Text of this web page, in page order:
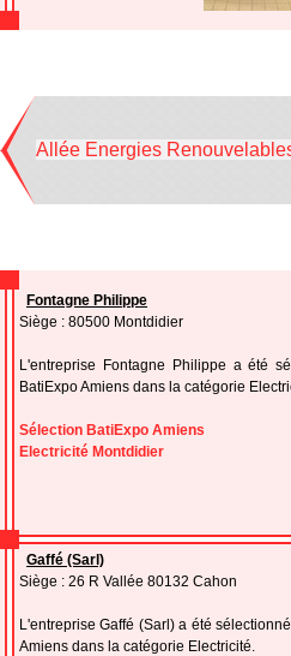
Allée Energies
Fontagne Philippe
Siège : 80500 Montdidier
L'entreprise Fontagne Philippe a été
BatiExpo Amiens dans la catégorie
Sélection BatiExpo Amiens
Electricité Montdidier
Gaffé (Sarl)
Siège : 26 R Vallée 80132 Cahon
L'entreprise Gaffé (Sarl) a été
Amiens dans la catégorie Electricité.